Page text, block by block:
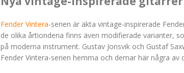
Fender Vintera-serien är äkta vintage-inspirerade
de olika årtiondena finns även modifierade varianter,
på moderna instrument. Gustav Jonsvik och Gustaf
Fender Vintera-serien hemma och demar här några av